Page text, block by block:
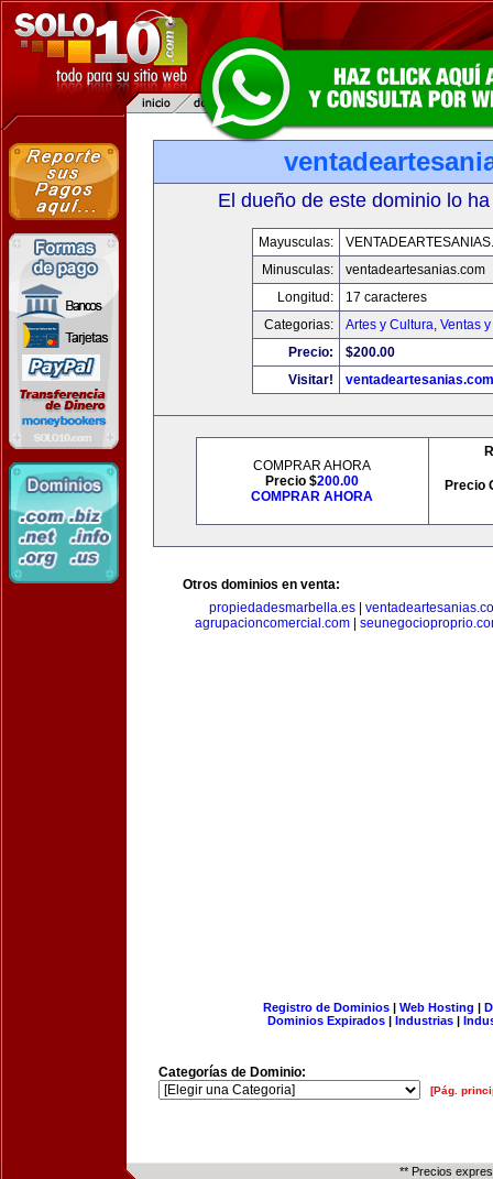
El dueño de este dominio lo
Mayusculas:
Minusculas:
ventadeartesanias.com
Longitud:
17 caracteres
Categorias:
Artes y Cultura, Ventas
Precio:
$200.00
Visitar!
ventadeartesanias.com
COMPRAR AHORA
Precio $200.00
COMPRAR AHORA
Precio
Otros dominios en venta:
propiedadesmarbella.es|
agrupacioncomercial.com
Registro de Dominios| Web Hosting |
Dominios Expirados | Industrias |
Categorías de Dominio:
[Pág.
** Precios